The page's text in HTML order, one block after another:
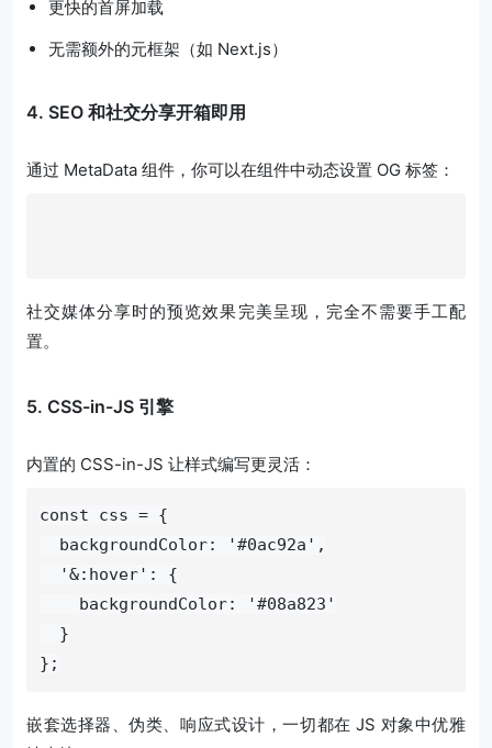
更快的首屏加载
无需额外的元框架（如 Next.js）
4. SEO 和社交分享开箱即用
通过 MetaData 组件，你可以在组件中动态设置 OG 标签：
社交媒体分享时的预览效果完美呈现，完全不需要手工配
置。
5. CSS-in-JS 引擎
内置的 CSS-in-JS 让样式编写更灵活：
const css = {
  backgroundColor: '#0ac92a',
  '&:hover': {
    backgroundColor: '#08a823'
  }
};
嵌套选择器、伪类、响应式设计，一切都在 JS 对象中优雅